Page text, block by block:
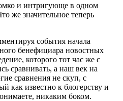
и интригующе в одном
же значительное теперь
события начала
бенефициара новостных
которого тот час же с
сравнивать, а наш век на
сравнения не скуп, с
как известно к блогерству и
никаким боком.